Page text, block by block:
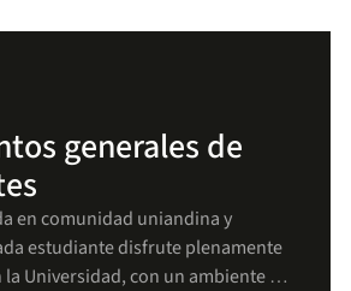
generales de
en comunidad uniandina y
estudiante disfrute plenamente
la Universidad, con un ambiente de